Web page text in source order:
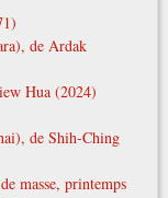
de Ardak
Hua (2024)
de Shih-Ching
masse, printemps